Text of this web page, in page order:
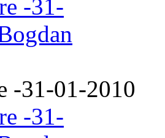
-31-01-2010